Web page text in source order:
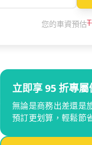
您的車資預估
立即享 95 折專屬
無論是商務出差還是
預訂更划算，輕鬆節